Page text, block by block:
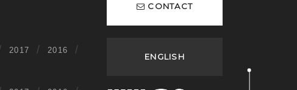
2017
2016
CONTACT
ENGLISH